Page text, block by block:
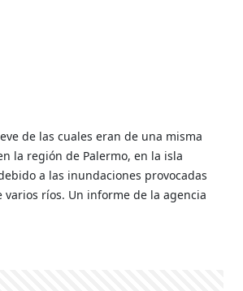
de las cuales eran de una misma
la región de Palermo, en la isla
a las inundaciones provocadas
varios ríos. Un informe de la agencia